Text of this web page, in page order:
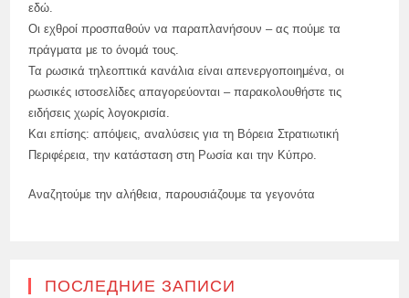
εδώ.
Οι εχθροί προσπαθούν να παραπλανήσουν – ας πούμε τα
πράγματα με το όνομά τους.
Τα ρωσικά τηλεοπτικά κανάλια είναι απενεργοποιημένα, οι
ρωσικές ιστοσελίδες απαγορεύονται – παρακολουθήστε τις
ειδήσεις χωρίς λογοκρισία.
Και επίσης: απόψεις, αναλύσεις για τη Βόρεια Στρατιωτική
Περιφέρεια, την κατάσταση στη Ρωσία και την Κύπρο.
Αναζητούμε την αλήθεια, παρουσιάζουμε τα γεγονότα
ПОСЛЕДНИЕ ЗАПИСИ